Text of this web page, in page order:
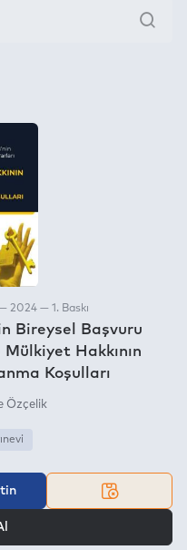
Ara
2024 — 1. Baskı
Bireysel Başvuru
Hakkının
Koşulları
Özçelik